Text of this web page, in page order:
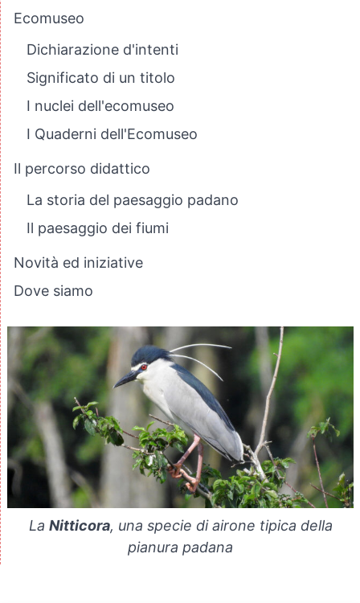
Ecomuseo
Dichiarazione d'intenti
Significato di un titolo
I nuclei dell'ecomuseo
I Quaderni dell'Ecomuseo
Il percorso didattico
La storia del paesaggio padano
Il paesaggio dei fiumi
Novità ed iniziative
Dove siamo
La Nitticora, una specie di airone tipica della
pianura padana